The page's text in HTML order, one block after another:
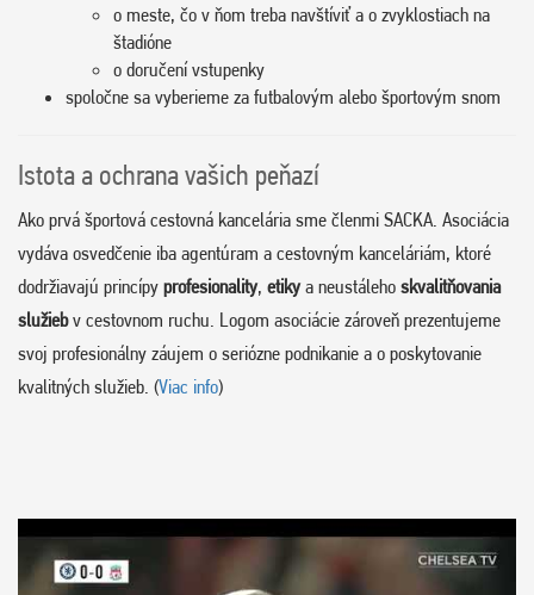
o meste, čo v ňom treba navštíviť a o zvyklostiach na
štadióne
o doručení vstupenky
spoločne sa vyberieme za futbalovým alebo športovým snom
Istota a ochrana vašich peňazí
Ako prvá športová cestovná kancelária sme členmi SACKA. Asociácia
vydáva osvedčenie iba agentúram a cestovným kanceláriám, ktoré
dodržiavajú princípy profesionality, etikya neustáleho skvalitňovania
služiebv cestovnom ruchu. Logom asociácie zároveň prezentujeme
svoj profesionálny záujem o seriózne podnikanie a o poskytovanie
kvalitných služieb. (Viac info)